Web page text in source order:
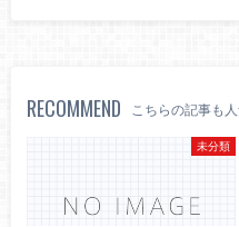
RECOMMEND こちらの記事も人
未分類